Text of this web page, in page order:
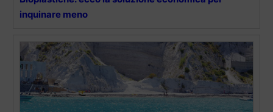
inquinare meno